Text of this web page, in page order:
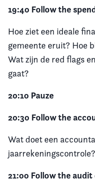
19:40 Follow the
Hoe ziet een ideale
gemeente eruit? Hoe
Wat zijn de red flags
gaat?
20:10 Pauze
20:30 Follow the
Wat doet een
21:00 Follow the